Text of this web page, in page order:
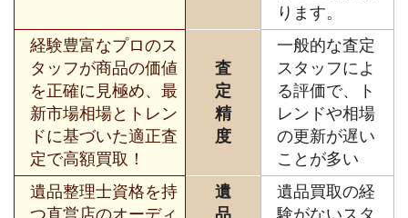
ります。
経験豊富なプロのス
タッフが商品の価値
を正確に見極め、最
新市場相場とトレン
ドに基づいた適正査
定で高額買取！
査
定
精
度
一般的な査定
スタッフによ
る評価で、ト
レンドや相場
の更新が遅い
ことが多い
遺品整理士資格を持
つ直営店のオーディ
遺
品
遺品買取の経
験がないスタ